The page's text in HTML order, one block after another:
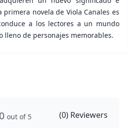
novela de Viola Canales es
a los lectores a un mundo
lleno de personajes memorables.
0 out of 5 (0) Reviewers